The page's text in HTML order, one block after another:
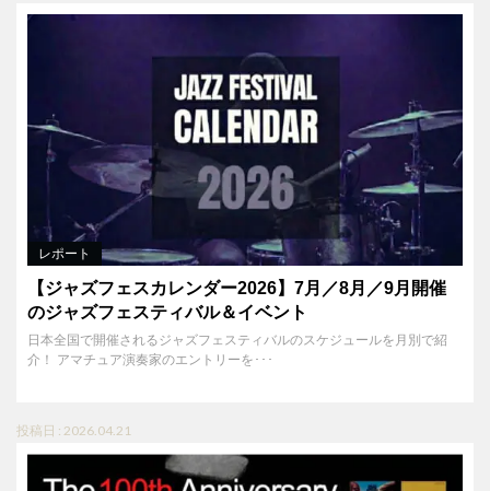
レポート
【ジャズフェスカレンダー2026】7月／8月／9月開催
のジャズフェスティバル＆イベント
日本全国で開催されるジャズフェスティバルのスケジュールを月別で紹
介！ アマチュア演奏家のエントリーを･･･
投稿日 : 2026.04.21